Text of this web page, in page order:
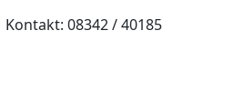
Kontakt: 08342 / 40185